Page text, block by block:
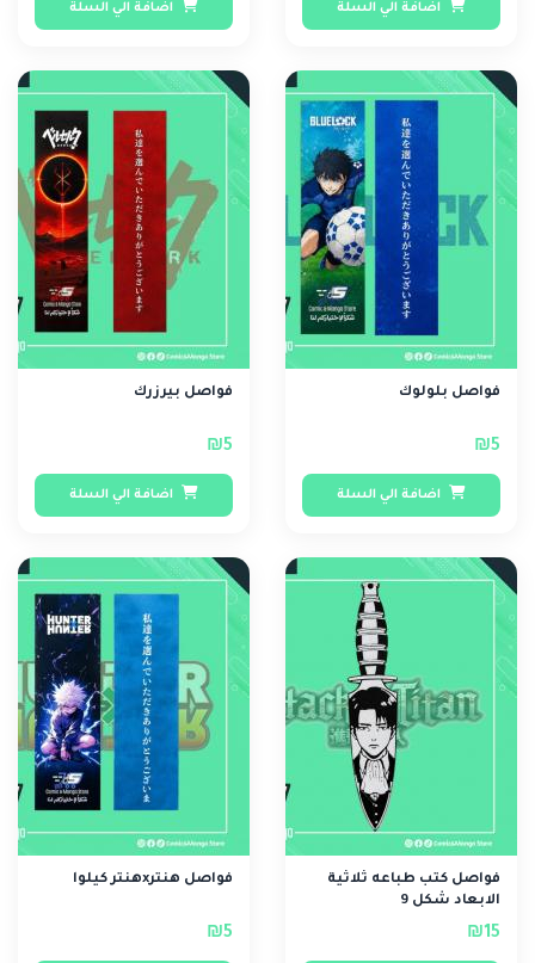
اضافة الي السلة اضافة الي السلة
فواصل بلولوك
₪5
اضافة الي السلة
فواصل بيرزرك
₪5
اضافة الي السلة
فواصل كتب طباعه ثلاثية
الابعاد شكل 9
₪15
فواصل هنترxهنتر كيلوا
₪5